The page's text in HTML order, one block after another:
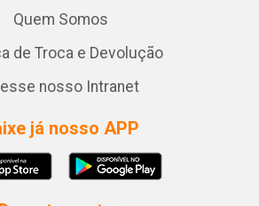
Quem Somos
de Troca e Devolução
nosso Intranet
já nosso APP